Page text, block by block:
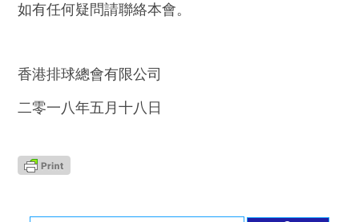
如有任何疑問請聯絡本會。
香港排球總會有限公司
二零一八年五月十八日